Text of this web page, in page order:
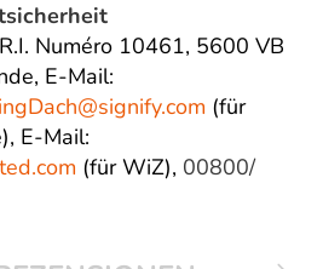
Numéro 10461, 5600 VB
E-Mail:
signify.com (für
E-Mail:
(für WiZ), 00800/